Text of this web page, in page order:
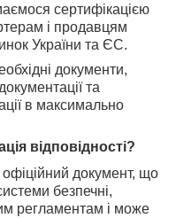
сертифікацією
і продавцям
України та ЄС.
документи,
та
в максимально
відповідності?
документ, що
безпечні,
регламентам і може